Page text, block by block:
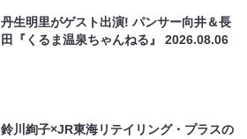
丹生明里がゲスト出演! パンサー向井＆長
田『くるま温泉ちゃんねる』2026.08.06
鈴川絢子×JR東海リテイリング・プラスの